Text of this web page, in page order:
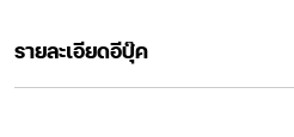
รายละเอียดอีบุ๊ค